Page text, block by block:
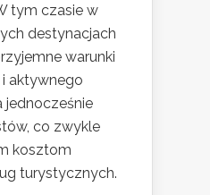
tym czasie w
destynacjach
warunki
aktywnego
jednocześnie
co zwykle
kosztom
turystycznych.